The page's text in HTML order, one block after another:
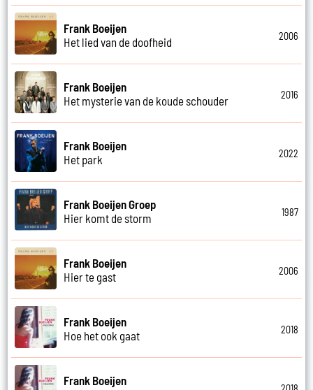
Frank Boeijen
Het lied van de doofheid
2006
Frank Boeijen
Het mysterie van de koude schouder
2016
Frank Boeijen
Het park
2022
Frank Boeijen Groep
Hier komt de storm
1987
Frank Boeijen
Hier te gast
2006
Frank Boeijen
Hoe het ook gaat
2018
Frank Boeijen